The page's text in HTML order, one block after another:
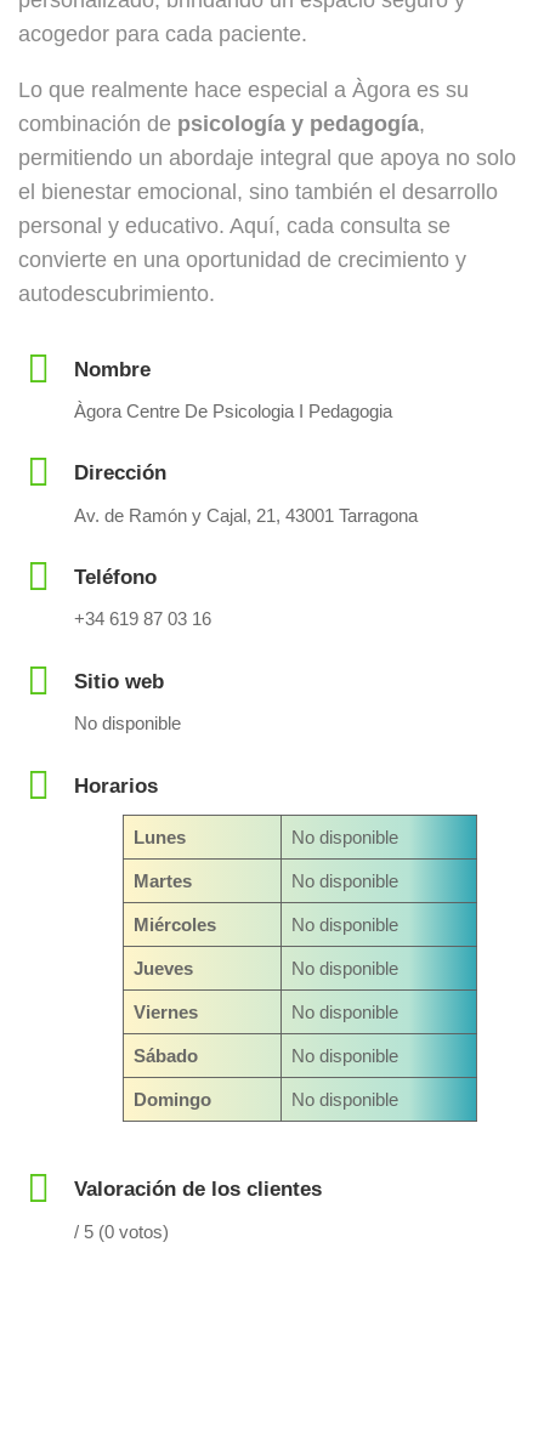
acogedor para cada paciente.
Lo que realmente hace especial a Àgora es su
combinación de psicología y pedagogía,
permitiendo un abordaje integral que apoya no solo
el bienestar emocional, sino también el desarrollo
personal y educativo. Aquí, cada consulta se
convierte en una oportunidad de crecimiento y
autodescubrimiento.
Nombre
Àgora Centre De Psicologia I Pedagogia
Dirección
Av. de Ramón y Cajal, 21, 43001 Tarragona
Teléfono
+34 619 87 03 16
Sitio web
No disponible
Horarios
Lunes No disponible
Martes No disponible
Miércoles No disponible
Jueves No disponible
Viernes No disponible
Sábado No disponible
Domingo No disponible
Valoración de los clientes
/ 5 (0 votos)